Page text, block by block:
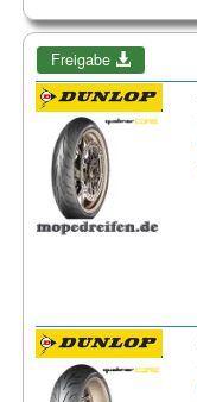
Freigabe